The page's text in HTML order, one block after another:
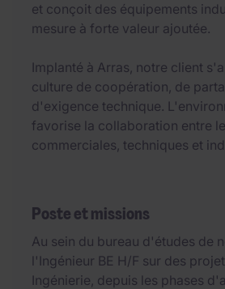
et conçoit des équipements
mesure à forte valeur ajoutée.
Implanté à Arras, notre client
culture de coopération, de
d'exigence technique.
favorise la collaboration entre
commerciales, techniques et
Poste et missions
Au sein du bureau d'études de
l'Ingénieur BE H/F sur des
Ingénierie, depuis les phases